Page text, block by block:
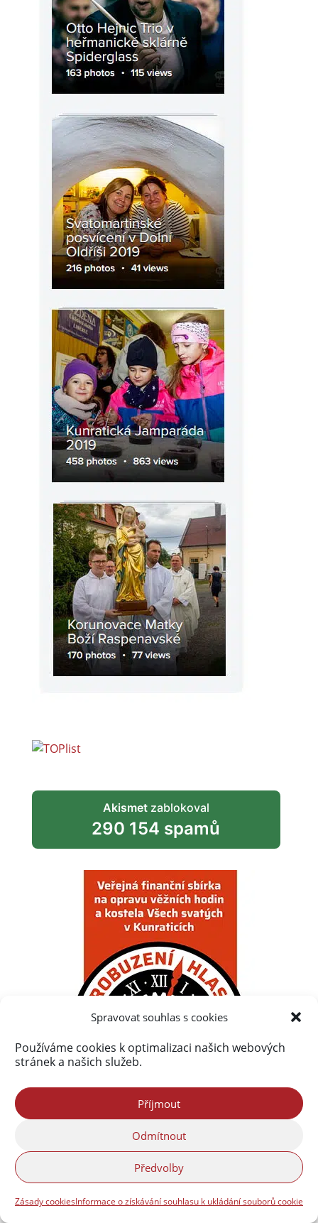
Spravovat souhlas s cookies
Používáme cookies k optimalizaci našich webových
stránek a našich služeb.
Příjmout
Odmítnout
Předvolby
Zásady cookiesInformace o získávání souhlasu k ukládání souborů cookie
Akismetzablokoval
290 154 spamů